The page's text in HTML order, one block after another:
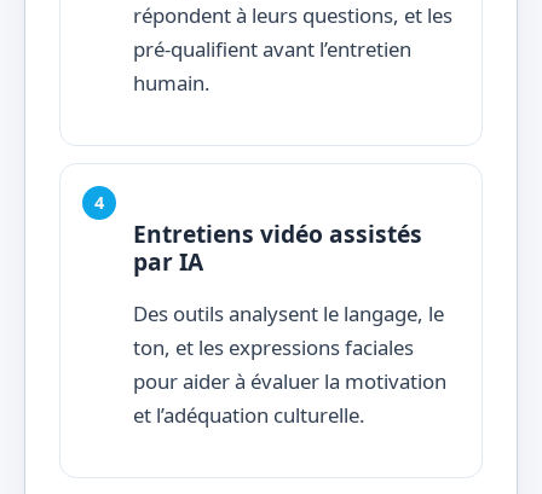
répondent à leurs questions, et les
pré-qualifient avant l’entretien
humain.
Entretiens vidéo assistés
par IA
Des outils analysent le langage, le
ton, et les expressions faciales
pour aider à évaluer la motivation
et l’adéquation culturelle.